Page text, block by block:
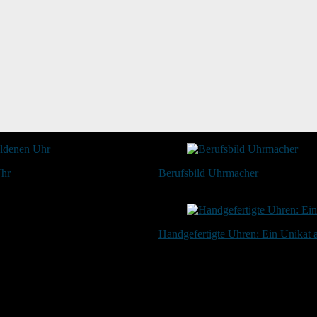
Berufsbild Uhrmacher
Handgefertigte Uhren: Ein Unikat